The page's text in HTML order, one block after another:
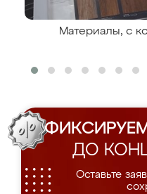
Материалы, с
ДО
Оставьте